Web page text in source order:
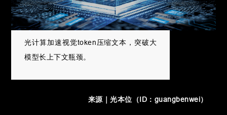
光计算加速视觉token压缩文本，突破大
模型长上下文瓶颈。
来源 ｜光本位（ID：guangbenwei）